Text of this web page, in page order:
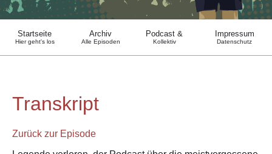
Startseite
Hier geht's los
Archiv
Alle Episoden
Podcast &
Kollektiv
Impressum
Datenschutz
Transkript
Zurück zur Episode